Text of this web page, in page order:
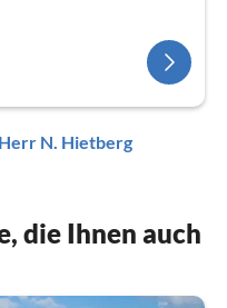
N. Hietberg
die Ihnen auch